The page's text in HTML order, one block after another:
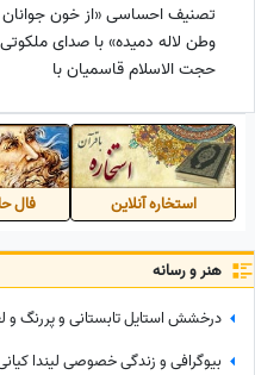
تصنیف احساسی «از خون جوانان
وطن لاله دمیده» با صدای ملکوتی
حجت الاسلام قاسمیان با
دینی+فیلم
استخاره آنلاین فال
هنر و رسانه